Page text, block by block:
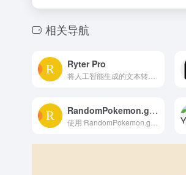
相关导航
Ryter Pro
RandomPokemon.games